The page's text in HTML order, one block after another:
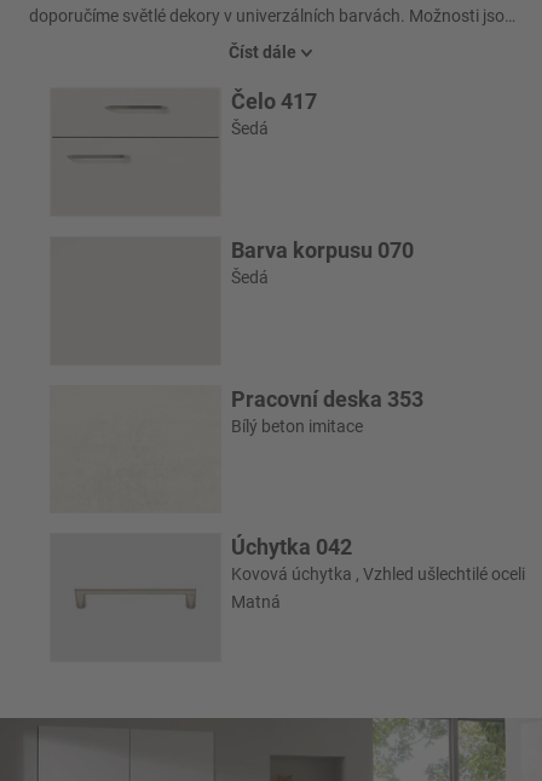
doporučíme světlé dekory v univerzálních barvách. Možnosti jsou
prakticky neomezené. Může se jednat o návrh v barevném
vzrušujících akcentů s barevnými skly a dekory pracovních desek.
Číst dále
Čelo 417
Šedá
Barva korpusu 070
Šedá
Pracovní deska 353
Bílý beton imitace
Úchytka 042
Kovová úchytka , Vzhled ušlechtilé oceli
Matná